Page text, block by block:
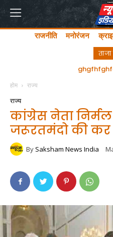
राजनीति मनोरंजन
होम राज्य
राज्य
कांग्रेस नेता
जरूरतमंदो की कर
By Saksham News India